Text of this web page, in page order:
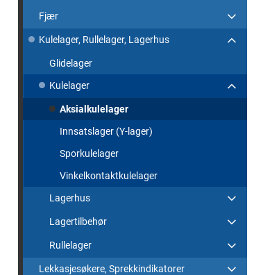
Fjær
Kulelager, Rullelager, Lagerhus
Glidelager
Kulelager
Aksialkulelager
Innsatslager (Y-lager)
Sporkulelager
Vinkelkontaktkulelager
Lagerhus
Lagertilbehør
Rullelager
Lekkasjesøkere, Sprekkindikatorer